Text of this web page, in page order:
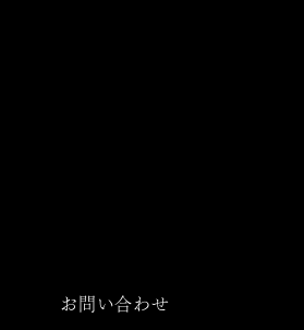
お問い合わせ